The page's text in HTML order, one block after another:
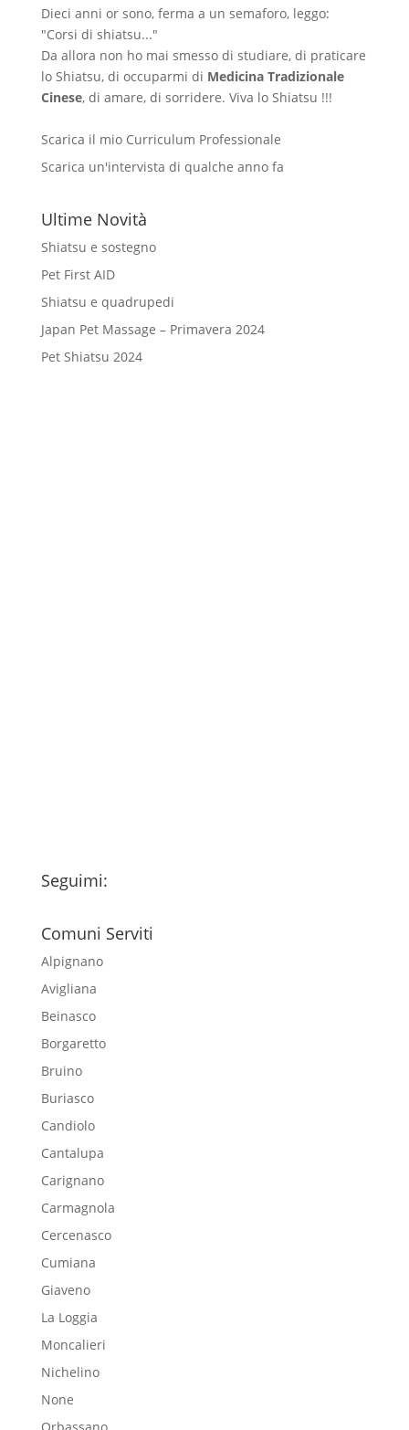
Dieci anni or sono, ferma a un semaforo, leggo:
"Corsi di shiatsu..."
Da allora non ho mai smesso di studiare, di praticare
lo Shiatsu, di occuparmi di Medicina Tradizionale
Cinese, di amare, di sorridere. Viva lo Shiatsu !!!
Scarica il mio Curriculum Professionale
Scarica un'intervista di qualche anno fa
Ultime Novità
Shiatsu e sostegno
Pet First AID
Shiatsu e quadrupedi
Japan Pet Massage – Primavera 2024
Pet Shiatsu 2024
Seguimi:
Comuni Serviti
Alpignano
Avigliana
Beinasco
Borgaretto
Bruino
Buriasco
Candiolo
Cantalupa
Carignano
Carmagnola
Cercenasco
Cumiana
Giaveno
La Loggia
Moncalieri
Nichelino
None
Orbassano